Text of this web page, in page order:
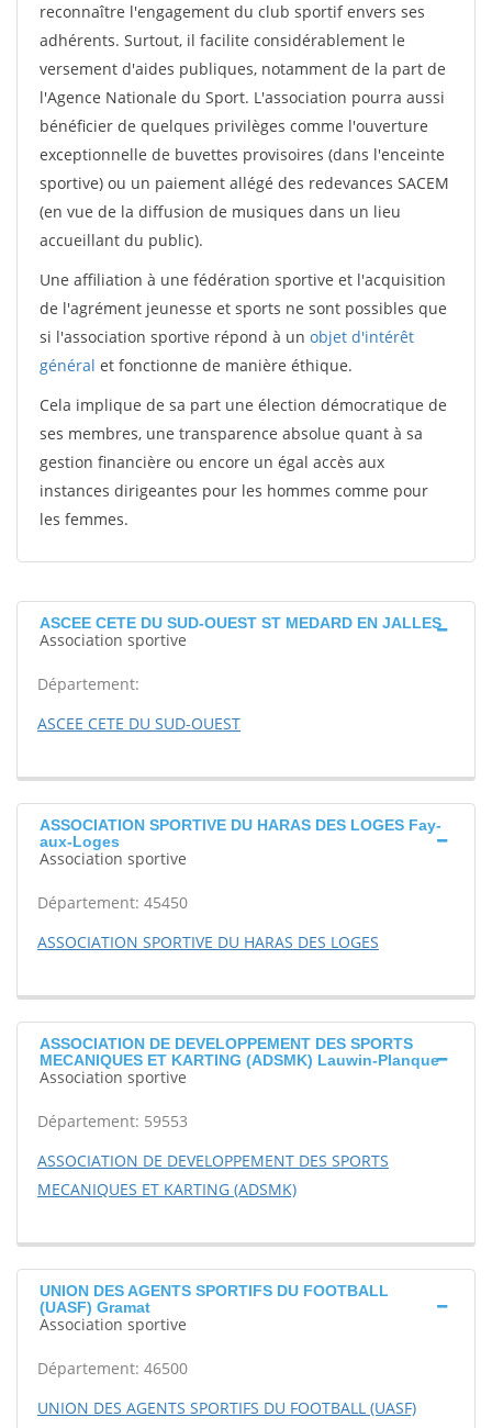
reconnaître l'engagement du club sportif envers ses
adhérents. Surtout, il facilite considérablement le
versement d'aides publiques, notamment de la part de
l'Agence Nationale du Sport. L'association pourra aussi
bénéficier de quelques privilèges comme l'ouverture
exceptionnelle de buvettes provisoires (dans l'enceinte
sportive) ou un paiement allégé des redevances SACEM
(en vue de la diffusion de musiques dans un lieu
accueillant du public).
Une affiliation à une fédération sportive et l'acquisition
de l'agrément jeunesse et sports ne sont possibles que
si l'association sportive répond à un objet d'intérêt
général et fonctionne de manière éthique.
Cela implique de sa part une élection démocratique de
ses membres, une transparence absolue quant à sa
gestion financière ou encore un égal accès aux
instances dirigeantes pour les hommes comme pour
les femmes.
ASCEE CETE DU SUD-OUEST ST MEDARD EN JALLES
Association sportive
Département:
ASCEE CETE DU SUD-OUEST
ASSOCIATION SPORTIVE DU HARAS DES LOGES Fay-
aux-Loges
Association sportive
Département: 45450
ASSOCIATION SPORTIVE DU HARAS DES LOGES
ASSOCIATION DE DEVELOPPEMENT DES SPORTS
MECANIQUES ET KARTING (ADSMK) Lauwin-Planque
Association sportive
Département: 59553
ASSOCIATION DE DEVELOPPEMENT DES SPORTS
MECANIQUES ET KARTING (ADSMK)
UNION DES AGENTS SPORTIFS DU FOOTBALL
(UASF) Gramat
Association sportive
Département: 46500
UNION DES AGENTS SPORTIFS DU FOOTBALL (UASF)